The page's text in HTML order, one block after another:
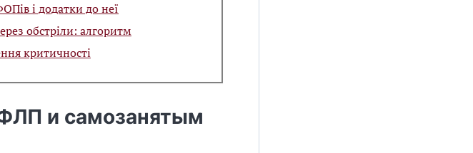
і додатки до неї
обстріли: алгоритм
критичності
и самозанятым